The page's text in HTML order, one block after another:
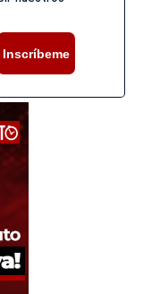
Inscríbeme